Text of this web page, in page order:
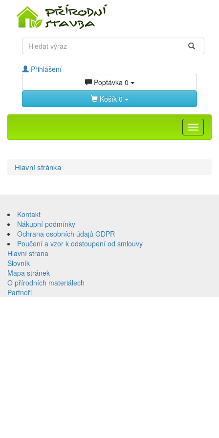
Přihlášení
Poptávka 0
Košík 0
Toggle
Hlavní stránka
na
menu
Přeskočit
na
volbu
jazyků
Přeskočit
na
vyhledávání
obsahKontakt
Nákupní podmínky
Ochrana osobních údajů GDPR
Poučení a vzor k odstoupení od smlouvy
Hlavní strana
Slovník
Mapa stránek
O přírodních materiálech
Partneři